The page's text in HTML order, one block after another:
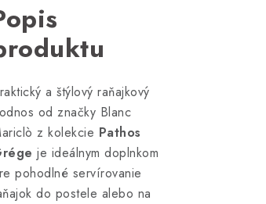
a štýlový raňajkový
od značky Blanc
z kolekcie Pathos
je ideálnym doplnkom
pohodlné servírovanie
do postele alebo na